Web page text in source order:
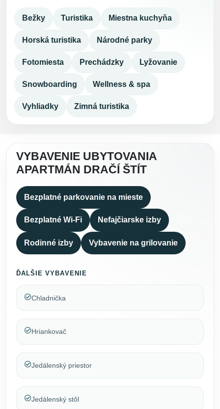
Bežky Turistika Miestna kuchyňa
Horská turistika Národné parky
Fotomiesta Prechádzky Lyžovanie
Snowboarding Wellness & spa
Vyhliadky Zimná turistika
VYBAVENIE UBYTOVANIA
APARTMÁN DRAČÍ ŠTÍT
Bezplatné parkovanie na mieste
Bezplatné Wi-Fi Nefajčiarske izby
Rodinné izby Vybavenie na grilovanie
ĎALŠIE VYBAVENIE
Chladnička
Hriankovač
Jedálenský priestor
Jedálenský stôl